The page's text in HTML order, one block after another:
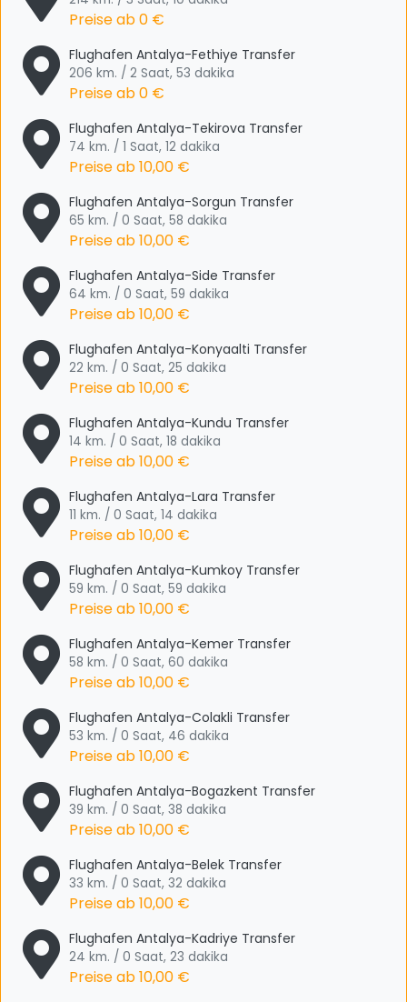
Preise ab0 €
Flughafen Antalya-Fethiye Transfer
206 km. / 2 Saat, 53 dakika
Preise ab0 €
Flughafen Antalya-Tekirova Transfer
74 km. / 1 Saat, 12 dakika
Preise ab10,00 €
Flughafen Antalya-Sorgun Transfer
65 km. / 0 Saat, 58 dakika
Preise ab10,00 €
Flughafen Antalya-Side Transfer
64 km. / 0 Saat, 59 dakika
Preise ab10,00 €
Flughafen Antalya-Konyaalti Transfer
22 km. / 0 Saat, 25 dakika
Preise ab10,00 €
Flughafen Antalya-Kundu Transfer
14 km. / 0 Saat, 18 dakika
Preise ab10,00 €
Flughafen Antalya-Lara Transfer
11 km. / 0 Saat, 14 dakika
Preise ab10,00 €
Flughafen Antalya-Kumkoy Transfer
59 km. / 0 Saat, 59 dakika
Preise ab10,00 €
Flughafen Antalya-Kemer Transfer
58 km. / 0 Saat, 60 dakika
Preise ab10,00 €
Flughafen Antalya-Colakli Transfer
53 km. / 0 Saat, 46 dakika
Preise ab10,00 €
Flughafen Antalya-Bogazkent Transfer
39 km. / 0 Saat, 38 dakika
Preise ab10,00 €
Flughafen Antalya-Belek Transfer
33 km. / 0 Saat, 32 dakika
Preise ab10,00 €
Flughafen Antalya-Kadriye Transfer
24 km. / 0 Saat, 23 dakika
Preise ab10,00 €